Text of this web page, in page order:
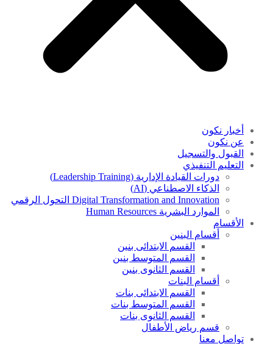
أخبار نكون
عن نكون
القبول والتسجيل
التعليم التنفيذي
دورات القيادة الإدارية (Leadership Training)
الذكاء الاصطناعي (AI)
Digital Transformation and Innovation التحول الرقمي
الموارد البشرية Human Resources
الأقسام
أقسام البنين
القسم الابتدائى بنين
القسم المتوسط بنين
القسم الثانوى بنين
أقسام البنات
القسم الابتدائى بنات
القسم المتوسط بنات
القسم الثانوى بنات
قسم رياض الأطفال
تواصل معنا